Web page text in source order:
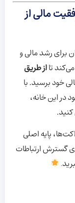
مالی از
برای رشد مالی و
تااز طریق
خود برسید. با
در این خانه،
پایه اصلی
گسترش ارتباطات
.